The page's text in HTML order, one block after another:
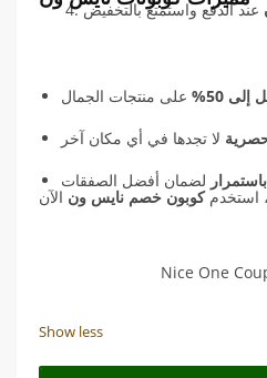
50%
استخدمكوبون خصم نايس ون
Nice One
Show less